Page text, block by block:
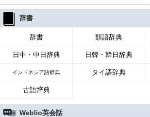
辞書
辞書 類語辞典
日中・中日辞典 日韓・韓日辞典
インドネシア語辞典 タイ語辞典
古語辞典
Weblio英会話